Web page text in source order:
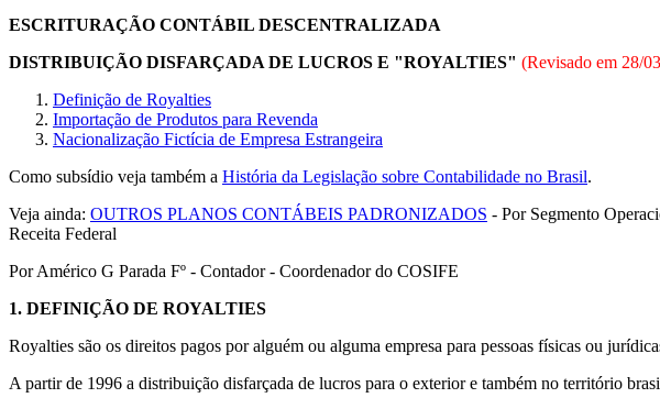
ESCRITURAÇÃO CONTÁBIL DESCENTRALIZADA
DISTRIBUIÇÃO DISFARÇADA DE LUCROS E "ROYALTIES" (Revisado em 28/
Definição de Royalties
Importação de Produtos para Revenda
Nacionalização Fictícia de Empresa Estrangeira
Como subsídio veja também a História da Legislação sobre Contabilidade no Brasil.
Veja ainda: OUTROS PLANOS CONTÁBEIS PADRONIZADOS - Por Segmento
Receita Federal
Por Américo G Parada Fº - Contador - Coordenador do COSIFE
1. DEFINIÇÃO DE ROYALTIES
Royalties são os direitos pagos por alguém ou alguma empresa para pessoas físicas ou
A partir de 1996 a distribuição disfarçada de lucros para o exterior e também no território